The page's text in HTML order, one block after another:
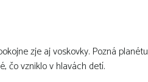
zje aj voskovky. Pozná planétu
čo vzniklo v hlavách detí.